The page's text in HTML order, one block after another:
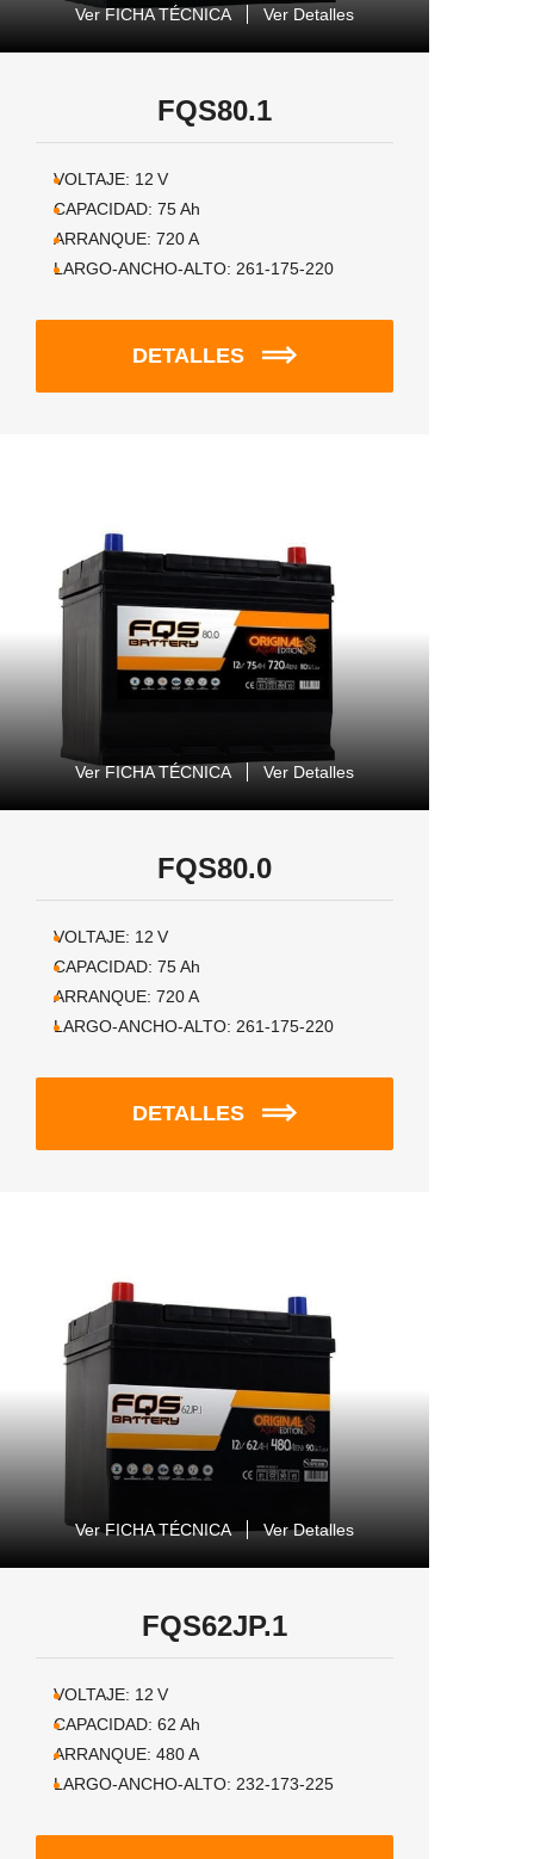
Ver FICHA TÉCNICA Ver Detalles
FQS80.1
VOLTAJE: 12 V
CAPACIDAD: 75Ah
ARRANQUE: 720A
LARGO-ANCHO-ALTO: 261-175-220
DETALLES
Ver FICHA TÉCNICA Ver Detalles
FQS80.0
VOLTAJE: 12 V
CAPACIDAD: 75Ah
ARRANQUE: 720A
LARGO-ANCHO-ALTO: 261-175-220
DETALLES
Ver FICHA TÉCNICA Ver Detalles
FQS62JP.1
VOLTAJE: 12 V
CAPACIDAD: 62 Ah
ARRANQUE: 480A
LARGO-ANCHO-ALTO: 232-173-225